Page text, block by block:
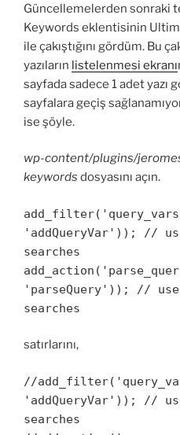
Güncellemelerden sonraki
Keywords eklentisinin
ile çakıştığını gördüm. Bu
yazıların listelenmesi ekranı
sayfada sadece 1 adet yazı
sayfalara geçiş
ise şöyle.
wp-content/plugins/
keywords dosyasını açın.
'addQueryVar')); //
searches
'parseQuery')); //
searches
satırlarını,
//
'addQueryVar')); //
searches